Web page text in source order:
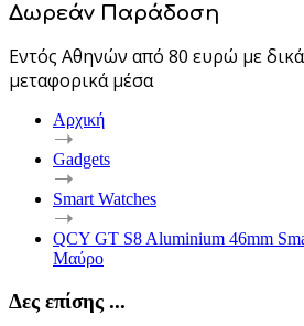
Δωρεάν Παράδοση
Εντός Αθηνών από 80 ευρώ με
μεταφορικά μέσα
Αρχική
Gadgets
Smart Watches
QCY GT S8 Aluminium 46mm
Μαύρο
Δες επίσης ...